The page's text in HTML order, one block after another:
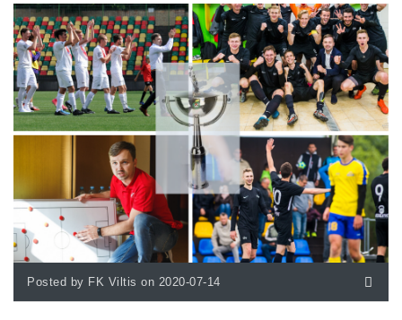
Posted by FK Viltis on 2020-07-14